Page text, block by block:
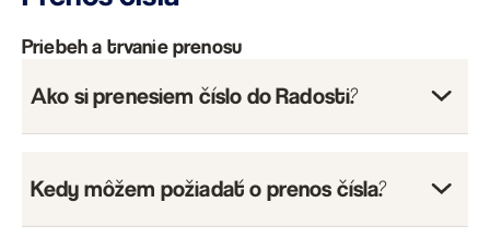
Priebeh a trvanie prenosu
Ako si prenesiem číslo do Radosti?
Kedy môžem požiadať o prenos čísla?